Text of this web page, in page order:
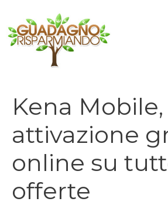
contenuto
Kena Mobile,
attivazione
online su
offerte